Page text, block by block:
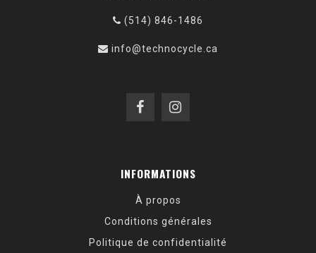
(514) 846-1486
info@technocycle.ca
INFORMATIONS
À propos
Conditions générales
Politique de confidentialité